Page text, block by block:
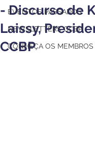
EVENTOS PASSADOS
NEWSLETTERS CCBP
CONHEÇA OS MEMBROS
- Discurso de
Laissy,
CCBP